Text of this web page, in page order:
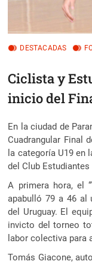
DESTACADAS
Ciclista y
inicio del
En la ciudad de
Cuadrangular Final
la categoría U19 en
del Club
A primera hora, el
apabulló 79 a 46 al
del Uruguay. El
invicto del torneo
labor colectiva para
Tomás Giacone,